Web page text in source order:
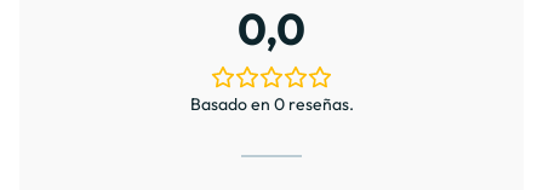
0,0
Basado en 0 reseñas.